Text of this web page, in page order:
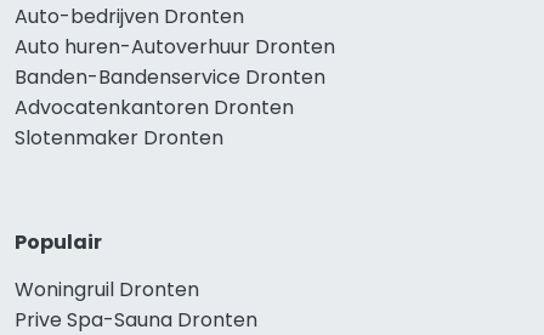
Auto-bedrijven Dronten
Auto huren-Autoverhuur Dronten
Banden-Bandenservice Dronten
Advocatenkantoren Dronten
Slotenmaker Dronten
Populair
Woningruil Dronten
Prive Spa-Sauna Dronten